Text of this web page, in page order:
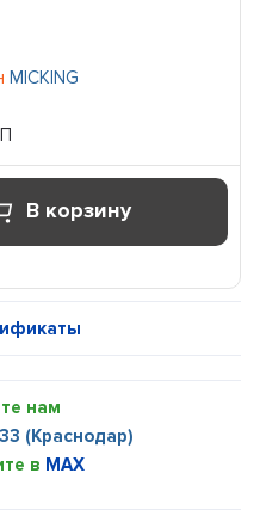
MICKING
В корзину
нам
(Краснодар)
в MAX